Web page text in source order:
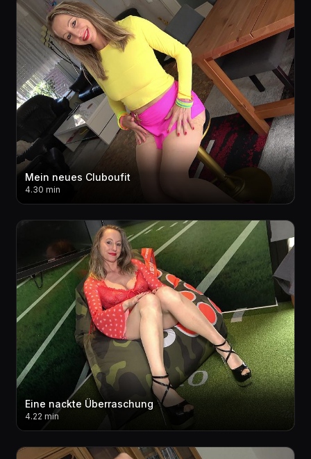
Mein neues Cluboufit
4.30 min
Eine nackte Überraschung
4.22 min